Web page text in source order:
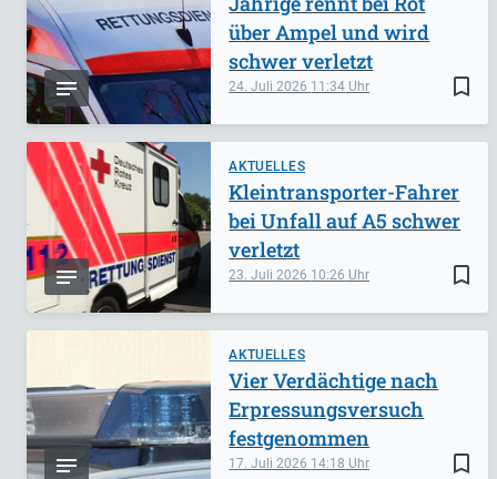
bookmark_border
24. Juli 2026 11:34
über Ampel und wird
schwer verletzt
AKTUELLES
bookmark_border
23. Juli 2026 10:26
Kleintransporter-Fahrer
bei Unfall auf A5 schwer
verletzt
AKTUELLES
bookmark_border
17. Juli 2026 14:18
Vier Verdächtige nach
Erpressungsversuch
festgenommen